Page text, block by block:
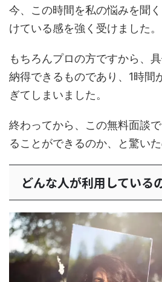
今、この時間を私の悩みを聞
けている感を強く受けました。
もちろんプロの方ですから、
納得できるものであり、1時間
ぎてしまいました。
終わってから、この無料面談
ることができるのか、と驚いた
どんな人が利用している